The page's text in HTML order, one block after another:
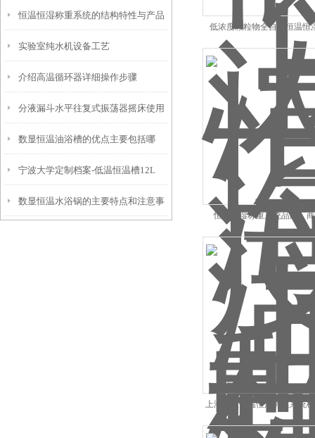
程中的几个要点
恒温恒湿称重系统的结构特性与产品
功能配置
实验室纯水机设备工艺
介绍高温循环器详细操作步骤
分液漏斗水平往复式振荡器摇床使用
时需要注意这几点
数显恒温油浴槽的优点主要包括哪
些？
宁波大学定制档案-低温恒温槽12L
数显恒温水浴锅的主要特点和注意事
低浓度颗粒物全自动恒温恒
恒温恒湿称重系统品牌厂
上海助蓝恒温恒湿称重系统
商